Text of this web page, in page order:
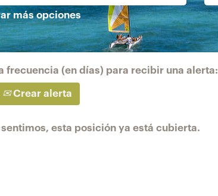
más opciones
frecuencia (en días) para recibir una alerta:
Crear alerta
sentimos, esta posición ya está cubierta.